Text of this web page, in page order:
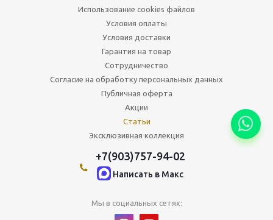
Использование cookies файлов
Условия оплаты
Условия доставки
Гарантия на товар
Сотрудничество
Согласие на обработку персональных данных
Публичная оферта
Акции
Статьи
Эксклюзивная коллекция
+7(903)757-94-02
Написать в Maкс
Мы в социальных сетях: